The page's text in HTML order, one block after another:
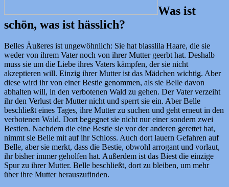
Was ist
schön, was ist hässlich?
Belles Äußeres ist ungewöhnlich: Sie hat blasslila Haare, die sie
weder von ihrem Vater noch von ihrer Mutter geerbt hat. Deshalb
muss sie um die Liebe ihres Vaters kämpfen, der sie nicht
akzeptieren will. Einzig ihrer Mutter ist das Mädchen wichtig. Aber
diese wird ihr von einer Bestie genommen, als sie Belle davon
abhalten will, in den verbotenen Wald zu gehen. Der Vater verzeiht
ihr den Verlust der Mutter nicht und sperrt sie ein. Aber Belle
beschließt eines Tages, ihre Mutter zu suchen und geht erneut in den
verbotenen Wald. Dort begegnet sie nicht nur einer sondern zwei
Bestien. Nachdem die eine Bestie sie vor der anderen gerettet hat,
nimmt sie Belle mit auf ihr Schloss. Auch dort lauern Gefahren auf
Belle, aber sie merkt, dass die Bestie, obwohl arrogant und vorlaut,
ihr bisher immer geholfen hat. Außerdem ist das Biest die einzige
Spur zu ihrer Mutter. Belle beschließt, dort zu bleiben, um mehr
über ihre Mutter herauszufinden.